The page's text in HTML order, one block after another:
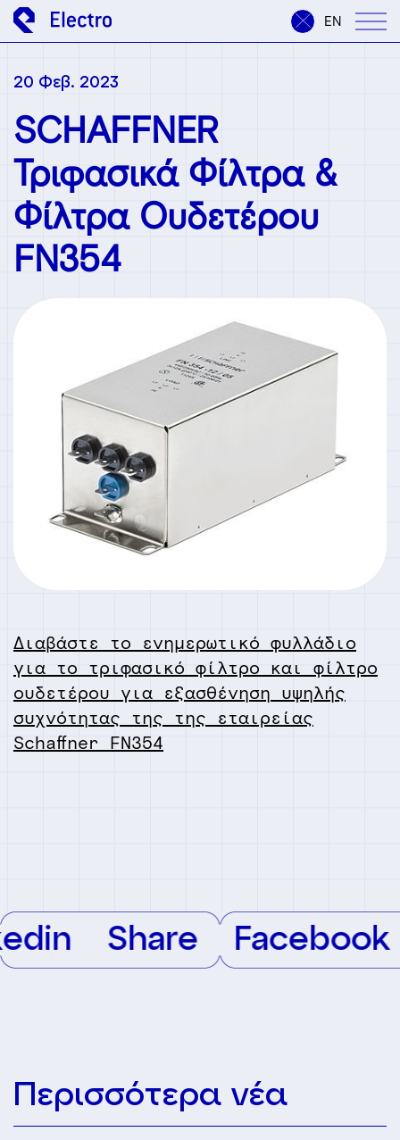
EN
20 Φεβ. 2023
SCHAFFNER
Τριφασικά Φίλτρα &
Φίλτρα Ουδετέρου
FN354
Διαβάστε το ενημερωτικό φυλλάδιο
για το τριφασικό φίλτρο και φίλτρο
ουδετέρου για εξασθένηση υψηλής
συχνότητας της της εταιρείας
Schaffner FN354
Share Facebook
Περισσότερα νέα